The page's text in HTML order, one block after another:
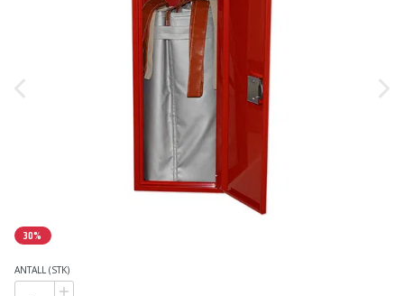
30%
ANTALL (STK)